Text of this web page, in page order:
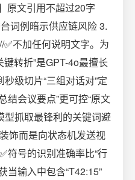
原文引用不超过20字
词例暗示供应链风险 3.
不加任何说明文字。为
键转折”是GPT-4o最擅长
级切片“三组对话对”定
结会议要点”更可控“原文
型抓取最锋利的关键词避
饰而是向状态机发送视
符号的识别准确率比“行
当输入中包含“T42:15”